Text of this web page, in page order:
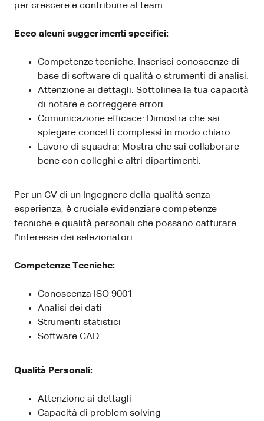
per crescere e contribuire al team.
Ecco alcuni suggerimenti specifici:
Competenze tecniche: Inserisci conoscenze di
base di software di qualità o strumenti di analisi.
Attenzione ai dettagli: Sottolinea la tua capacità
di notare e correggere errori.
Comunicazione efficace: Dimostra che sai
spiegare concetti complessi in modo chiaro.
Lavoro di squadra: Mostra che sai collaborare
bene con colleghi e altri dipartimenti.
Per un CV di un Ingegnere della qualità senza
esperienza, è cruciale evidenziare competenze
tecniche e qualità personali che possano catturare
l'interesse dei selezionatori.
Competenze Tecniche:
Conoscenza ISO 9001
Analisi dei dati
Strumenti statistici
Software CAD
Qualità Personali:
Attenzione ai dettagli
Capacità di problem solving